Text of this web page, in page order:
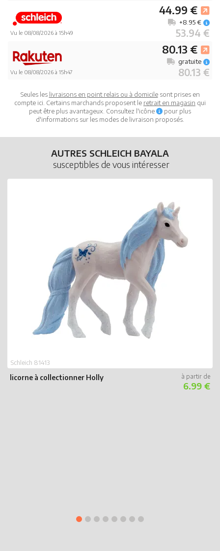
Vu le 08/08/2026 à 15h49
44.99 €
53.94 €
+8.95 €
Vu le 08/08/2026 à 15h47
80.13 €
80.13 €
gratuite
Seules les livraisons en point relais ou à domicilesont prises en
compte ici. Certains marchands proposent le retrait en magasin qui
peut être plus avantageux. Consultez l'icône
pour plus
d'informations sur les modes de livraison proposés.
AUTRES SCHLEICH BAYALA
susceptibles de vous intéresser
licorne à collectionner Holly
Schleich 81413
6.99 €